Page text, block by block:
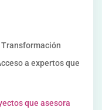
Transformación
a expertos que
que asesora